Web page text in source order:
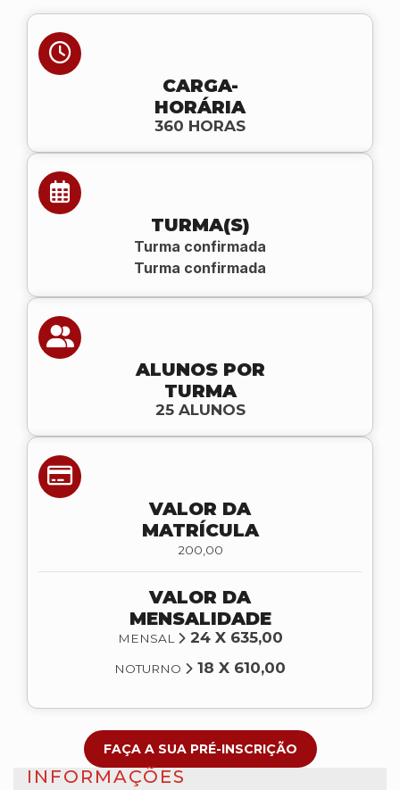
CARGA-
HORÁRIA
360 HORAS
TURMA(S)
Turma confirmada
Turma confirmada
ALUNOS POR
TURMA
25 ALUNOS
VALOR DA
MATRÍCULA
200,00
VALOR DA
MENSALIDADE
MENSAL 24 X 635,00
NOTURNO 18 X 610,00
FAÇA A SUA PRÉ-INSCRIÇÃO
INFORMAÇÕES